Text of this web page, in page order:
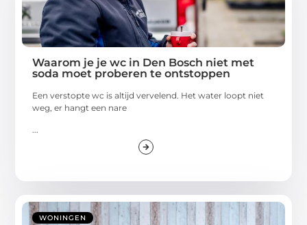
Waarom je je wc in Den Bosch niet met
soda moet proberen te ontstoppen
Een verstopte wc is altijd vervelend. Het water loopt niet
weg, er hangt een nare
...
WONINGEN